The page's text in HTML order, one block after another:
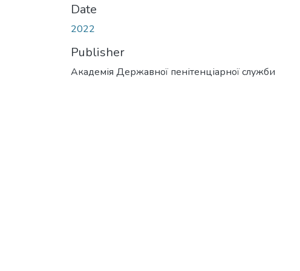
Date
2022
Publisher
Академія Державної пенітенціарної служби